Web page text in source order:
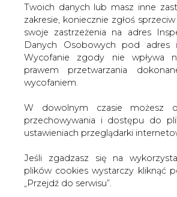
Twoich danych lub masz inne
zakresie, koniecznie zgłoś
swoje zastrzeżenia na adres
Danych Osobowych pod adres
Wycofanie zgody nie wpływa
prawem przetwarzania
wycofaniem.
W dowolnym czasie możesz
przechowywania i dostępu do
ustawieniach przeglądarki
Jeśli zgadzasz się na
plików cookies wystarczy kliknąć
„Przejdź do serwisu”.
Chodzi o magazyn energii w
siarkowej, którego moc wynosi 108
sięga aż 648 MWh, czyli ma
pojemność niż największy na świecie
energii w technologii litowo-
2017 r. zainstalowała w Australii Tesla.
Pojemność wielkiej baterii ma
systemu energetycznego Abu
blackoutu trwającego do sześciu
Technologię baterii sodowo-
japońska firma NGK, która ma już na
w Japonii magazynu wykonanego
mocy 50 MW i pojemności 300